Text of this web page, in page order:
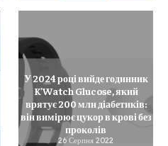
У 2024 році вийде годинник
K’Watch Glucose, який
врятує 200 млн діабетиків:
він вимірює цукор в крові без
проколів
26 Серпня 2022